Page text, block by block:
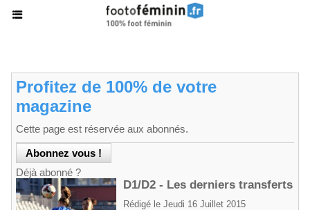
Profitez de 100% de votre
magazine
Cette page est réservée aux abonnés.
Déjà abonné ?
D1/D2 - Les derniers transferts
Rédigé le Jeudi 16 Juillet 2015